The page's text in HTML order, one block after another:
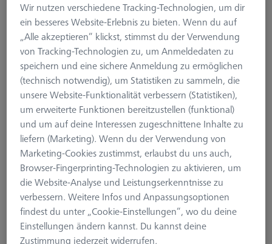
Produktart
Wechselmagazin Duplex
Material
Aluminium
Anwendung
Lagern
Wir nutzen verschiedene Tracking-Technologien, um dir
ein besseres Website-Erlebnis zu bieten. Wenn du auf
„Alle akzeptieren“ klickst, stimmst du der Verwendung
von Tracking-Technologien zu, um Anmeldedaten zu
speichern und eine sichere Anmeldung zu ermöglichen
(technisch notwendig), um Statistiken zu sammeln, die
unsere Website-Funktionalität verbessern (Statistiken),
um erweiterte Funktionen bereitzustellen (funktional)
und um auf deine Interessen zugeschnittene Inhalte zu
liefern (Marketing). Wenn du der Verwendung von
Marketing-Cookies zustimmst, erlaubst du uns auch,
Browser-Fingerprinting-Technologien zu aktivieren, um
die Website-Analyse und Leistungserkenntnisse zu
verbessern. Weitere Infos und Anpassungsoptionen
findest du unter „Cookie-Einstellungen“, wo du deine
Einstellungen ändern kannst. Du kannst deine
Zustimmung jederzeit widerrufen.